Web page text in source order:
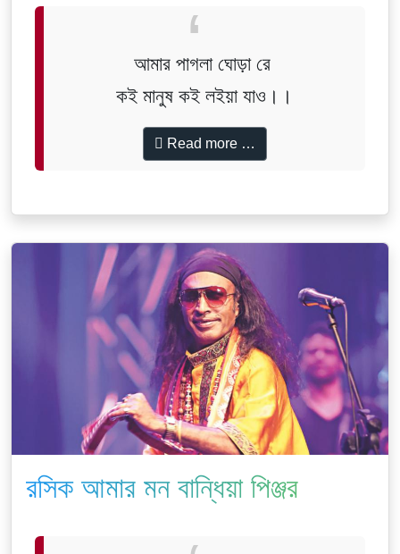
আমার পাগলা ঘোড়া রে
কই মানুষ কই লইয়া যাও।।
Read more …
রসিক আমার মন বান্ধিয়া পিঞ্জর